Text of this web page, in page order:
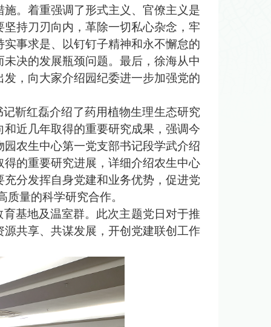
。着重强调了形式主义、官僚主义是
持刀刃向内，革除一切私心杂念，牢
事求是、以钉钉子精神和永不懈怠的
决的发展瓶颈问题。最后，徐海从中
，向大家介绍园纪委进一步加强党的
靳红磊介绍了药用植物生理生态研究
近几年取得的重要研究成果，强调今
农生中心第一党支部书记段学武介绍
的重要研究进展，详细介绍农生中心
分发挥自身党建和业务优势，促进党
量的科学研究合作。
育基地及温室群。此次主题党日对于推
共享、共谋发展，开创党建联创工作